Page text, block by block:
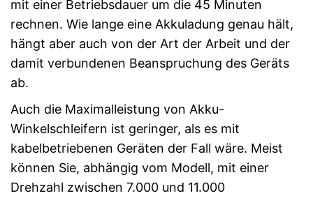
mit einer Betriebsdauer um die 45 Minuten
rechnen. Wie lange eine Akkuladung genau hält,
hängt aber auch von der Art der Arbeit und der
damit verbundenen Beanspruchung des Geräts
ab.
Auch die Maximalleistung von Akku-
Winkelschleifern ist geringer, als es mit
kabelbetriebenen Geräten der Fall wäre. Meist
können Sie, abhängig vom Modell, mit einer
Drehzahl zwischen 7.000 und 11.000